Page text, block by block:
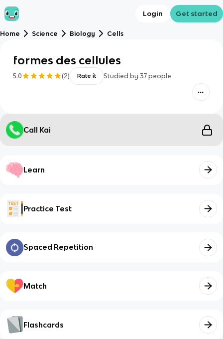
Login Get started
Home Science Biology Cells
formes des cellules
5.0 (2) Rate it Studied by 37 people
Call Kai
Learn
Practice Test
Spaced Repetition
Match
Flashcards